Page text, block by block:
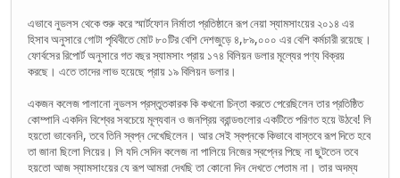
এভাবে নুডলস থেকে শুরু করে স্মার্টফোন নির্মাতা প্রতিষ্ঠানে রূপ নেয়া স্যামসাংয়ের ২০১৪ এর
হিসাব অনুসারে গোটা পৃথিবীতে মোট ৮০টির বেশি দেশজুড়ে ৪,৮৯,০০০ এর বেশি কর্মচারী রয়েছে।
ফোর্বসের রিপোর্ট অনুসারে গত বছর স্যামসাং প্রায় ১৭৪ বিলিয়ন ডলার মূল্যের পণ্য বিক্রয়
করছে। এতে তাদের লাভ হয়েছে প্রায় ১৯ বিলিয়ন ডলার।
একজন কলেজ পালানো নুডলস প্রস্তুতকারক কি কখনো চিন্তা করতে পেরেছিলেন তার প্রতিষ্ঠিত
কোম্পানি একদিন বিশ্বের সবচেয়ে মূল্যবান ও জনপ্রিয় ব্রান্ডগুলোর একটিতে পরিণত হয়ে উঠবে! লি
হয়তো ভাবেননি, তবে তিনি স্বপ্ন দেখেছিলেন। আর সেই স্বপ্নকে কিভাবে বাস্তবে রূপ দিতে হবে
তা জানা ছিলো লিয়ের। লি যদি সেদিন কলেজ না পালিয়ে নিজের স্বপ্নের পিছে না ছুটতেন তবে
হয়তো আজ স্যামসাংয়ের যে রূপ আমরা দেখছি তা কোনো দিন দেখতে পেতাম না। তার অদম্য